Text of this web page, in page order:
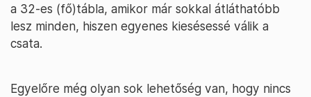
a 32-es (fő)tábla, amikor már sokkal átláthatóbb
lesz minden, hiszen egyenes kiesésessé válik a
csata.
Egyelőre még olyan sok lehetőség van, hogy nincs